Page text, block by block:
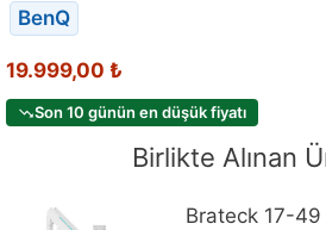
BenQ
19.999,00 ₺
Son 10 günün en düşük fiyatı
Birlikte Alınan
Brateck 17-49